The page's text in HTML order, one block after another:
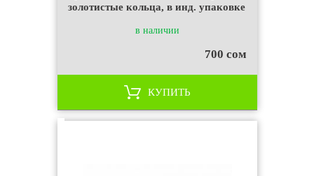
золотистые кольца, в инд. упаковке
в наличии
700 сом
КУПИТЬ